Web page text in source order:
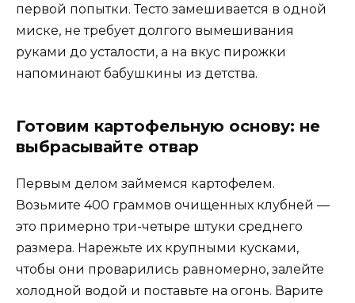
первой попытки. Тесто замешивается в одной
миске, не требует долгого вымешивания
руками до усталости, а на вкус пирожки
напоминают бабушкины из детства.
Готовим картофельную основу: не
выбрасывайте отвар
Первым делом займемся картофелем.
Возьмите 400 граммов очищенных клубней —
это примерно три-четыре штуки среднего
размера. Нарежьте их крупными кусками,
чтобы они проварились равномерно, залейте
холодной водой и поставьте на огонь. Варите